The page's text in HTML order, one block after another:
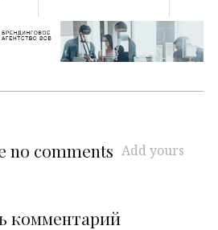
no comments Add yours
комментарий